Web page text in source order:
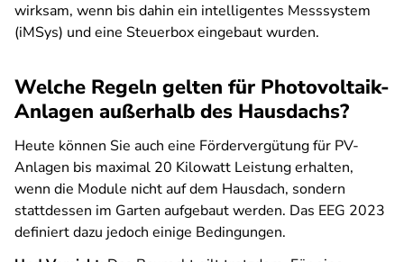
wirksam, wenn bis dahin ein intelligentes Messsystem
(iMSys) und eine Steuerbox eingebaut wurden.
Welche Regeln gelten für Photovoltaik-
Anlagen außerhalb des Hausdachs?
Heute können Sie auch eine Fördervergütung für PV-
Anlagen bis maximal 20 Kilowatt Leistung erhalten,
wenn die Module nicht auf dem Hausdach, sondern
stattdessen im Garten aufgebaut werden. Das EEG 2023
definiert dazu jedoch einige Bedingungen.